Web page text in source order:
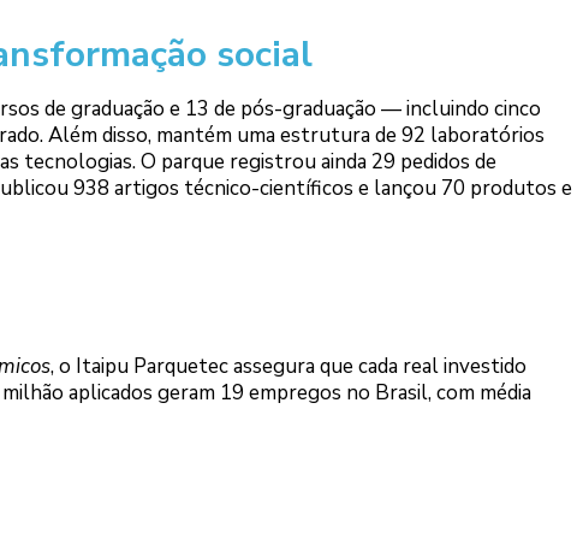
social
de graduação e 13 de pós-graduação — incluindo cinco
Além disso, mantém uma estrutura de 92 laboratórios
tecnologias. O parque registrou ainda 29 pedidos de
938 artigos técnico-científicos e lançou 70 produtos e
, o Itaipu Parquetec assegura que cada real investido
aplicados geram 19 empregos no Brasil, com média